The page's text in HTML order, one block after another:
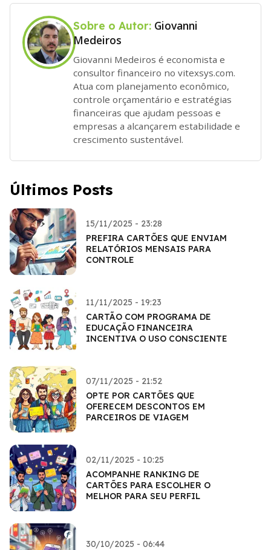
Sobre o Autor: Giovanni
Medeiros
Giovanni Medeiros é economista e
consultor financeiro no vitexsys.com.
Atua com planejamento econômico,
controle orçamentário e estratégias
financeiras que ajudam pessoas e
empresas a alcançarem estabilidade e
crescimento sustentável.
Últimos Posts
15/11/2025 - 23:28
PREFIRA CARTÕES QUE ENVIAM
RELATÓRIOS MENSAIS PARA
CONTROLE
11/11/2025 - 19:23
CARTÃO COM PROGRAMA DE
EDUCAÇÃO FINANCEIRA
INCENTIVA O USO CONSCIENTE
07/11/2025 - 21:52
OPTE POR CARTÕES QUE
OFERECEM DESCONTOS EM
PARCEIROS DE VIAGEM
02/11/2025 - 10:25
ACOMPANHE RANKING DE
CARTÕES PARA ESCOLHER O
MELHOR PARA SEU PERFIL
30/10/2025 - 06:44